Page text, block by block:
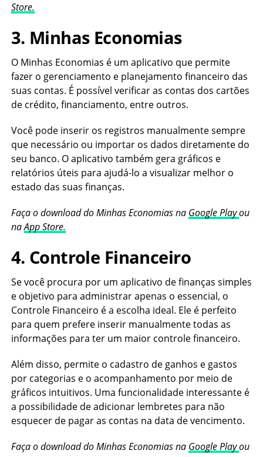
Store.
3. Minhas Economias
O Minhas Economias é um aplicativo que permite
fazer o gerenciamento e planejamento financeiro das
suas contas. É possível verificar as contas dos cartões
de crédito, financiamento, entre outros.
Você pode inserir os registros manualmente sempre
que necessário ou importar os dados diretamente do
seu banco. O aplicativo também gera gráficos e
relatórios úteis para ajudá-lo a visualizar melhor o
estado das suas finanças.
Faça o download do Minhas Economias na Google Playou
naApp Store.
4. Controle Financeiro
Se você procura por um aplicativo de finanças simples
e objetivo para administrar apenas o essencial, o
Controle Financeiro é a escolha ideal. Ele é perfeito
para quem prefere inserir manualmente todas as
informações para ter um maior controle financeiro.
Além disso, permite o cadastro de ganhos e gastos
por categorias e o acompanhamento por meio de
gráficos intuitivos. Uma funcionalidade interessante é
a possibilidade de adicionar lembretes para não
esquecer de pagar as contas na data de vencimento.
Faça o download do Minhas Economias na Google Playou